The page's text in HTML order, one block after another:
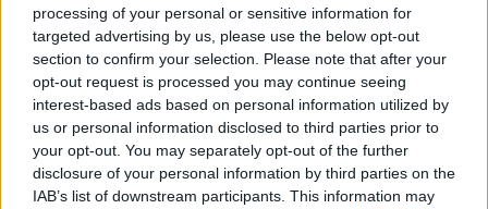
processing of your personal or sensitive information for
targeted advertising by us, please use the below opt-out
section to confirm your selection. Please note that after your
opt-out request is processed you may continue seeing
interest-based ads based on personal information utilized by
us or personal information disclosed to third parties prior to
your opt-out. You may separately opt-out of the further
disclosure of your personal information by third parties on the
IAB’s list of downstream participants. This information may
V. Kurpienė tvirtina, kad aktyvi moksleivių
diena turėtų prasidėti nuo pusryčių, nes
moksliniais tyrimais įrodyta, kad sveiki
pusryčiai veikia vaiko nuotaiką, gebėjimą
susikaupti ir net bendrauti.